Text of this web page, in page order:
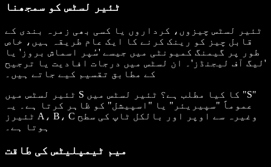
ٹئیر لسٹس کو سمجھنا
ٹئیر لسٹس چیزوں، کرداروں یا کسی بھی زمرہ بندی کے
قابل چیز کو رینک کرنے کا ایک عام طریقہ ہیں، خاص
طور پر گیمنگ کمیونٹی میں جیسے 'سُپر اسماش بروز' یا
'لیگ آف لیجنڈز'۔ ان لسٹس میں درجات افادیت یا ترجیح
کے مطابق تقسیم کیے جاتے ہیں۔
ٹئیر لسٹس میں S کا کیا مطلب ہے؟ ٹئیر لسٹس میں "S"
عموماً "سپیریئر" یا "اسپیشل" کو ظاہر کرتا ہے۔ یہ
ٹئیرز A، B، C وغیرہ سے اوپر اور بالکل ٹاپ کی سطح
ہوتا ہے۔
میم ٹیمپلیٹس کی طاقت